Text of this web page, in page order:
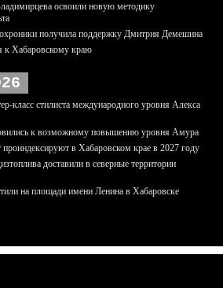
освоили новую методику
получила поддержку Дмитрия Демешина
к Хабаровскому краю
класс стилиста международного уровня Алекса
к возможному повышению уровня Амура
в Хабаровском крае в 2027 году
доставили в северные территории
на площади имени Ленина в Хабаровске